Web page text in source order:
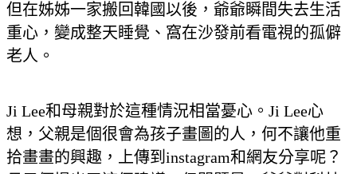
但在姊姊一家搬回韓國以後，爺爺瞬間失去生活
重心，變成整天睡覺、窩在沙發前看電視的孤僻
老人。
Ji Lee和母親對於這種情況相當憂心。Ji Lee心
想，父親是個很會為孩子畫圖的人，何不讓他重
拾畫畫的興趣，上傳到instagram和網友分享呢？